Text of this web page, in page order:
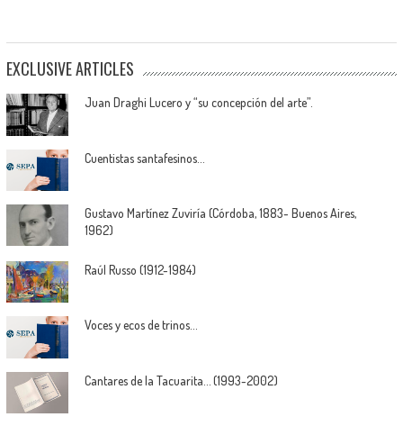
EXCLUSIVE ARTICLES
Juan Draghi Lucero y “su concepción del arte”.
Cuentistas santafesinos…
Gustavo Martínez Zuviría (Córdoba, 1883- Buenos Aires,
1962)
Raúl Russo (1912-1984)
Voces y ecos de trinos…
Cantares de la Tacuarita… (1993-2002)